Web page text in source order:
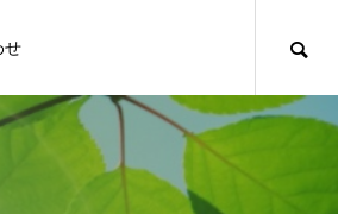
せ